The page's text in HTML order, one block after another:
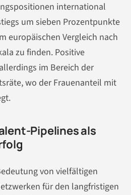
international
um sieben Prozentpunkte
europäischen Vergleich nach
zu finden. Positive
im Bereich der
wo der Frauenanteil mit
Pipelines als
von vielfältigen
für den langfristigen